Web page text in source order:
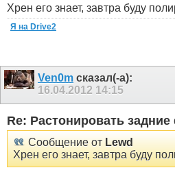
Хрен его знает, завтра буду
Я на Drive2
Ven0m сказал(-а):
16.04.2012 14:15
Re: Растонировать
Сообщение от Lewd
Хрен его знает, завтра буду